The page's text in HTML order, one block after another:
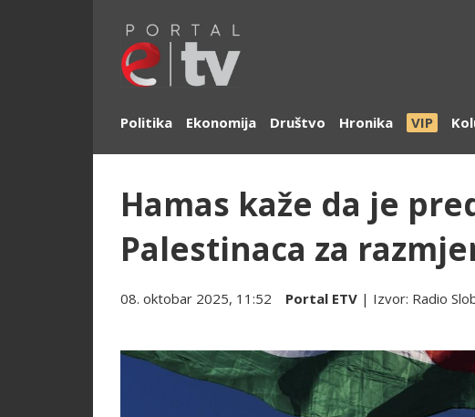
Politika Ekonomija Društvo Hronika VIP
Hamas kaže da je
Palestinaca za
08. oktobar 2025, 11:52 Portal ETV | Izvor: Radio